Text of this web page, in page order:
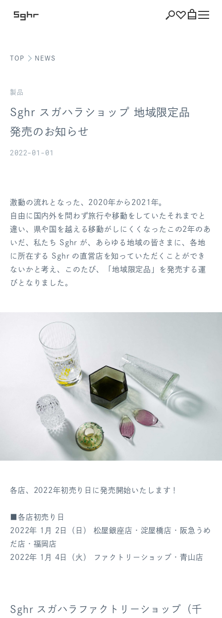
お気に入り
TOP NEWS
製品
Sghr スガハラショップ 地域限定品
発売のお知らせ
2022-01-01
激動の流れとなった、2020年から2021年。
自由に国内外を問わず旅行や移動をしていたそれまでと
違い、県や国を越える移動がしにくくなったこの2年のあ
いだ、私たち Sghr が、あらゆる地域の皆さまに、各地
に所在する Sghr の直営店を知っていただくことができ
ないかと考え、このたび、「地域限定品」を発売する運
びとなりました。
各店、2022年初売り日に発売開始いたします！
■各店初売り日
2022年 1月 2日（日） 松屋銀座店・淀屋橋店・阪急うめ
だ店・福岡店
2022年 1月 4日（火） ファクトリーショップ・青山店
Sghr スガハラファクトリーショップ（千